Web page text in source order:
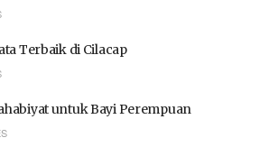
Terbaik di Cilacap
untuk Bayi Perempuan